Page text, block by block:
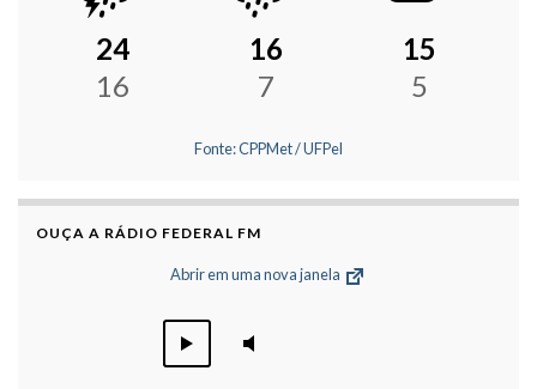
24
16
16
7
15
5
Fonte: CPPMet / UFPel
OUÇA A RÁDIO FEDERAL FM
Abrir em uma nova janela